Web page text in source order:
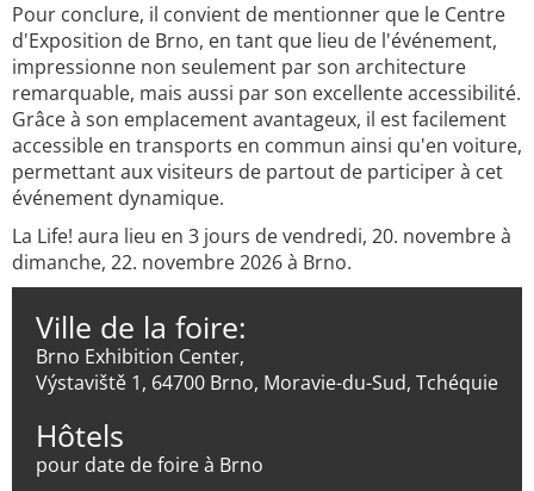
Pour conclure, il convient de mentionner que le Centre
d'Exposition de Brno, en tant que lieu de l'événement,
impressionne non seulement par son architecture
remarquable, mais aussi par son excellente accessibilité.
Grâce à son emplacement avantageux, il est facilement
accessible en transports en commun ainsi qu'en voiture,
permettant aux visiteurs de partout de participer à cet
événement dynamique.
La Life! aura lieu en 3 jours de vendredi, 20. novembre à
dimanche, 22. novembre 2026 à Brno.
Ville de la foire:
Brno Exhibition Center,
Výstaviště 1, 64700 Brno, Moravie-du-Sud, Tchéquie
Hôtels
pour date de foire à Brno